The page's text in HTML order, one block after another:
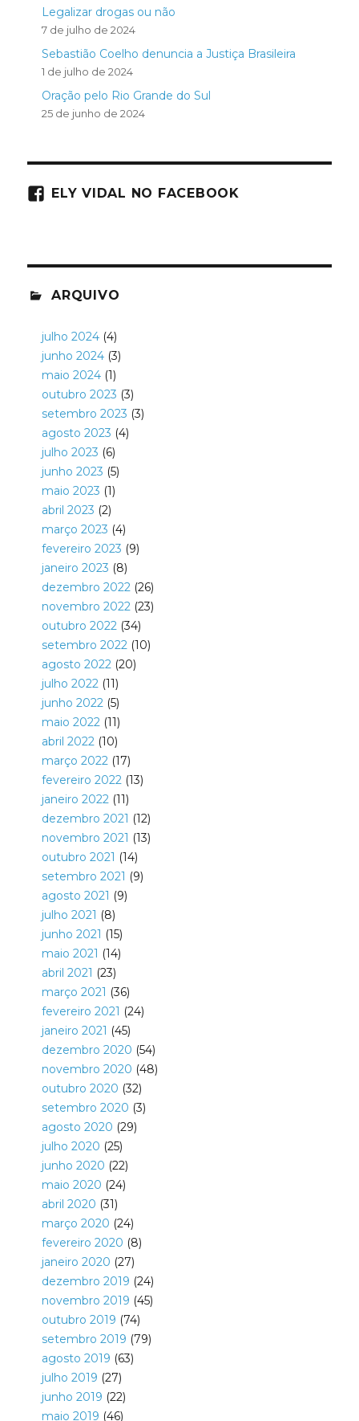
Legalizar drogas ou não
7 de julho de 2024
Sebastião Coelho denuncia a Justiça Brasileira
1 de julho de 2024
Oração pelo Rio Grande do Sul
25 de junho de 2024
ELY VIDAL NO FACEBOOK
ARQUIVO
julho 2024(4)
junho 2024(3)
maio 2024(1)
outubro 2023 (3)
setembro 2023 (3)
agosto 2023 (4)
julho 2023 (6)
junho 2023 (5)
maio 2023 (1)
abril 2023 (2)
março 2023 (4)
fevereiro 2023 (9)
janeiro 2023 (8)
dezembro 2022(26)
novembro 2022(23)
outubro 2022(34)
setembro 2022(10)
agosto 2022(20)
julho 2022(11)
junho 2022(5)
maio 2022(11)
abril 2022(10)
março 2022(17)
fevereiro 2022(13)
janeiro 2022(11)
dezembro 2021 (12)
novembro 2021 (13)
outubro 2021 (14)
setembro 2021 (9)
agosto 2021 (9)
julho 2021 (8)
junho 2021 (15)
maio 2021 (14)
abril 2021 (23)
março 2021 (36)
fevereiro 2021 (24)
janeiro 2021 (45)
dezembro 2020 (54)
novembro 2020 (48)
outubro 2020 (32)
setembro 2020 (3)
agosto 2020 (29)
julho 2020 (25)
junho 2020 (22)
maio 2020 (24)
abril 2020 (31)
março 2020 (24)
fevereiro 2020 (8)
janeiro 2020 (27)
dezembro 2019 (24)
novembro 2019 (45)
outubro 2019 (74)
setembro 2019 (79)
agosto 2019 (63)
julho 2019 (27)
junho 2019 (22)
maio 2019 (46)